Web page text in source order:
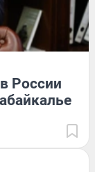
России